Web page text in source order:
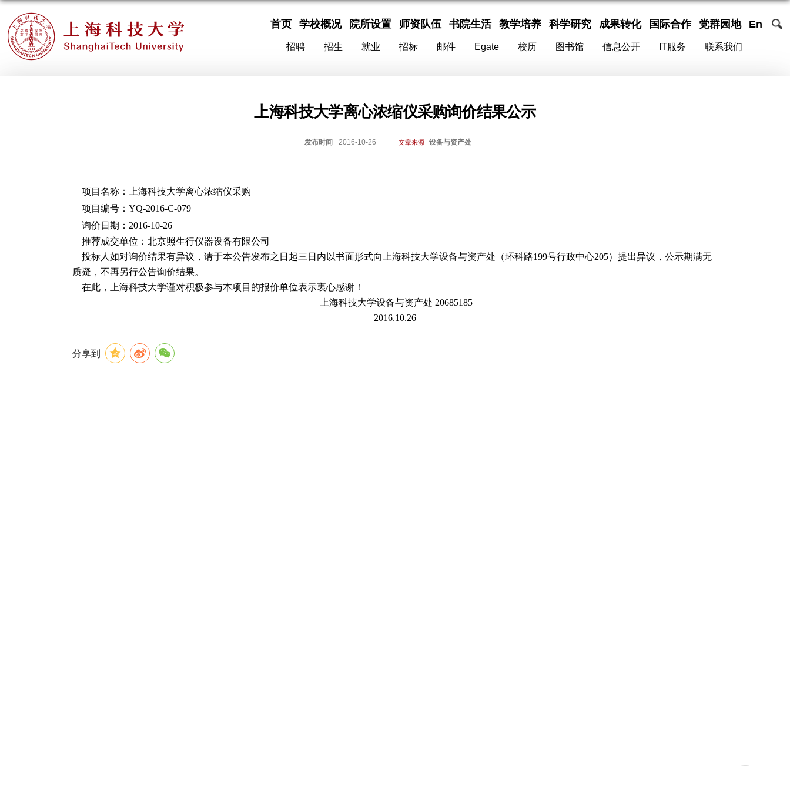
首页 学校概况 院所设置 师资队伍 书院生活 教学培养 科学研究 成果转化 国际合作 党群园地 En
招聘 招生 就业 招标 邮件 Egate 校历 图书馆 信息公开 IT服务 联系我们
上海科技大学离心浓缩仪采购询价结果公示
发布时间 2016-10-26 文章来源 设备与资产处
项目名称：上海科技大学离心浓缩仪采购
项目编号：YQ-2016-C-079
询价日期： 2016-10-26
推荐成交单位：北京照生行仪器设备有限公司
投标人如对询价结果有异议，请于本公告发布之日起三日内以书面形式向上海科技大学设备与资产处（环科路199号行政中心205）提出异议，公示期满无
质疑，不再另行公告询价结果。
在此，上海科技大学谨对积极参与本项目的报价单位表示衷心感谢！
上海科技大学设备与资产处 20685185
2016.10.26
分享到